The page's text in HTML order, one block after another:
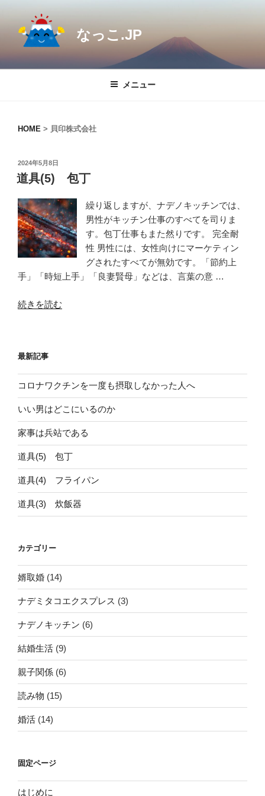
なっこ.JP
メニュー
HOME > 貝印株式会社
投
稿
日:
2024年5月8日
道具(5) 包丁
繰り返しますが、ナデノキッチンでは、
男性がキッチン仕事のすべてを司りま
す。包丁仕事もまた然りです。 完全耐
性 男性には、女性向けにマーケティン
グされたすべてが無効です。「節約上
手」「時短上手」「良妻賢母」などは、言葉の意 …
“道
丁”
の
続きを読む
最新記事
コロナワクチンを一度も摂取しなかった人へ
いい男はどこにいるのか
家事は兵站である
道具(5) 包丁
道具(4) フライパン
道具(3) 炊飯器
カテゴリー
婿取婚 (14)
ナデミタコエクスプレス (3)
ナデノキッチン (6)
結婚生活 (9)
親子関係 (6)
読み物 (15)
婚活 (14)
固定ページ
はじめに